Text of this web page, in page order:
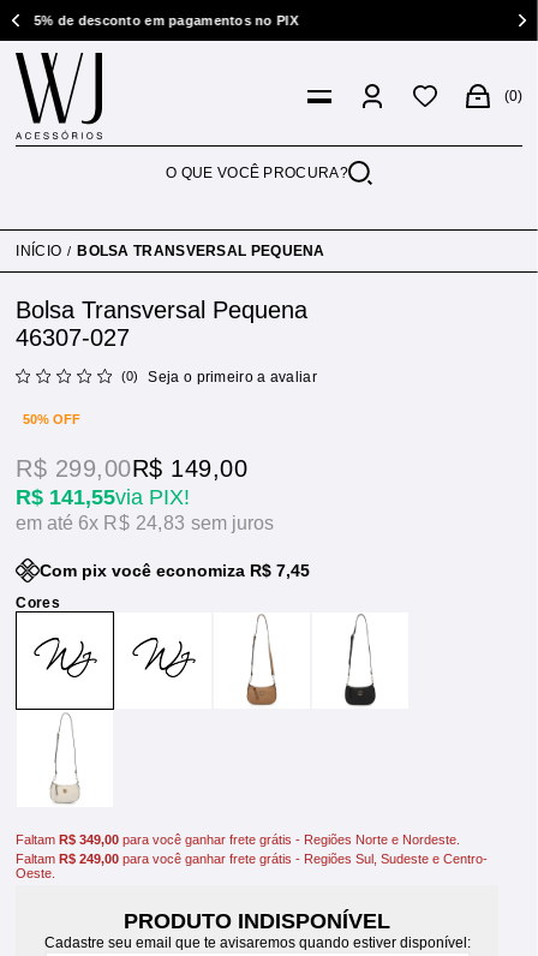
desconto em pagamentos no PIX Troca
0
INÍCIO BOLSA TRANSVERSAL PEQUENA
Bolsa Transversal Pequena
46307-027
(0) Seja o primeiro a avaliar
50% OFF
R$ 141,55via PIX!
R$ 299,00R$ 149,00
6x R$ 24,83sem juros
Com pix você economiza R$ 7,45
FaltamR$ 349,00 para você ganhar frete grátis - Regiões Norte e Nordeste.
FaltamR$ 249,00 para você ganhar frete grátis - Regiões Sul, Sudeste e Centro-
Oeste.
PRODUTO INDISPONÍVEL
Cadastre seu email que te avisaremos quando estiver disponível: